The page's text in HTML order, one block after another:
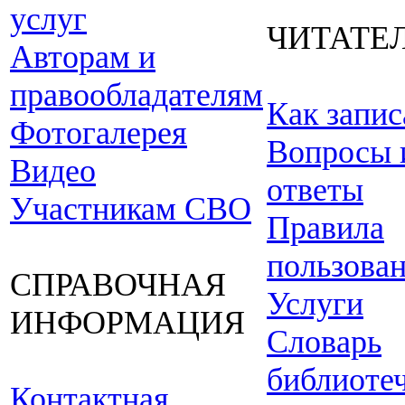
услуг
Авторам и
правообладателям
Фотогалерея
Видео
Участникам СВО
СПРАВОЧНАЯ
ИНФОРМАЦИЯ
Как
Вопросы
ответы
Правила
Услуги
Словарь